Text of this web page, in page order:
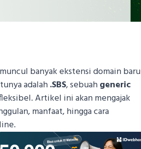
banyak ekstensi domain baru
adalah.SBS, sebuahgeneric
Artikel ini akan mengajak
manfaat, hingga cara